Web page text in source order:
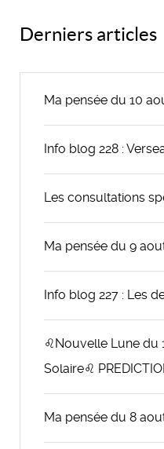
Derniers articles
Ma pensée du 10
Info blog 228 :
Les consultations
Ma pensée du 9
Info blog 227 : Les
♌Nouvelle Lune du
Solaire♌
Ma pensée du 8